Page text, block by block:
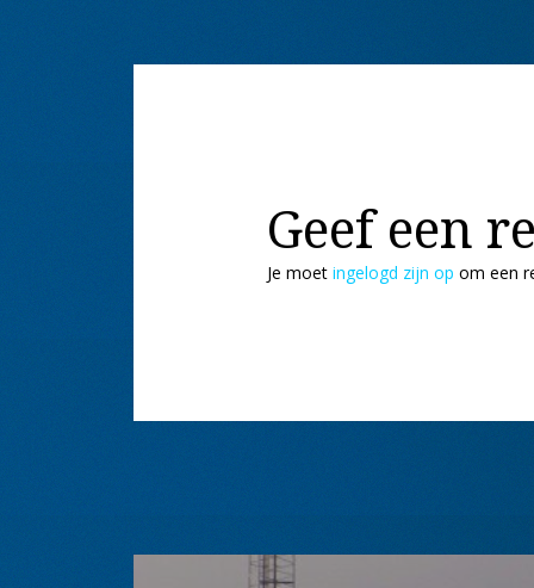
Geef een
Je moet ingelogd zijn op om een